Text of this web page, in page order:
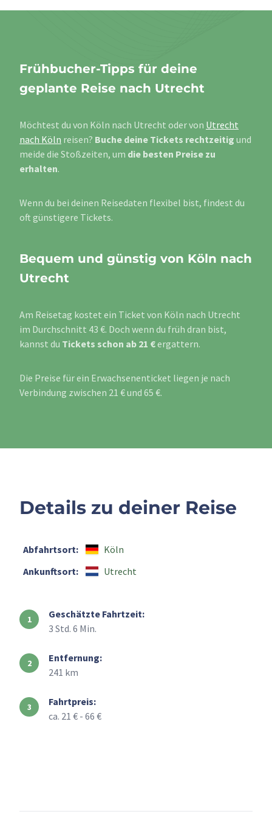
Frühbucher-Tipps für deine
geplante Reise nach Utrecht
Möchtest du von Köln nach Utrecht oder von Utrecht
nach Köln reisen? Buche deine Tickets rechtzeitig und
meide die Stoßzeiten, um die besten Preise zu
erhalten.
Wenn du bei deinen Reisedaten flexibel bist, findest du
oft günstigere Tickets.
Bequem und günstig von Köln nach
Utrecht
Am Reisetag kostet ein Ticket von Köln nach Utrecht
im Durchschnitt 43 €. Doch wenn du früh dran bist,
kannst du Tickets schon ab 21 €ergattern.
Die Preise für ein Erwachsenenticket liegen je nach
Verbindung zwischen 21 € und 65 €.
Details zu deiner Reise
Abfahrtsort:
Köln
Ankunftsort:
Utrecht
Geschätzte Fahrtzeit:
3 Std. 6 Min.
Entfernung:
241 km
Fahrtpreis:
ca. 21 € - 66 €